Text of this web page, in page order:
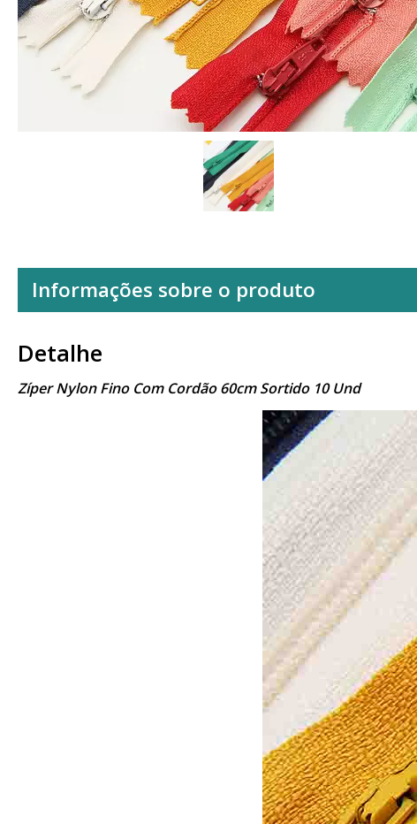
Informações sobre o produto
Detalhe
Zíper Nylon Fino Com Cordão 60cm Sortido 10 Und